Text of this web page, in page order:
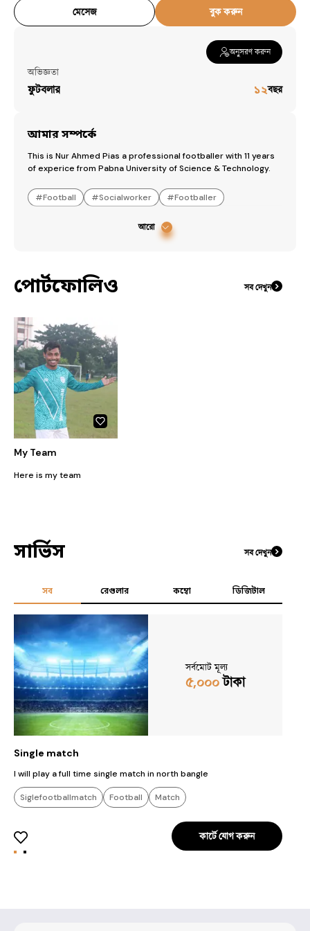
মেসেজ বুক করুন
অনুসরণ করুন
অভিজ্ঞতা
ফুটবলার ১২বছর
আমার সম্পর্কে
This is Nur Ahmed Pias a professional footballer with 11 years
of experice from Pabna University of Science & Technology.
#Football #Socialworker #Footballer
আরো
পোর্টফোলিও সব দেখুন
My Team
Here is my team
সার্ভিস সব দেখুন
সব রেগুলার কম্বো ডিজিটাল
সর্বমোট মূল্য
৫,০০০টাকা
Single match
I will play a full time single match in north bangle
Siglefootballmatch Football Match
কার্টে যোগ করুন